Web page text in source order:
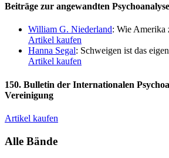
Beiträge zur angewandten
William G. Niederland: Wie Amerika
Artikel kaufen
Hanna Segal: Schweigen ist das
Artikel kaufen
150. Bulletin der Internationalen
Vereinigung
Artikel kaufen
Alle Bände